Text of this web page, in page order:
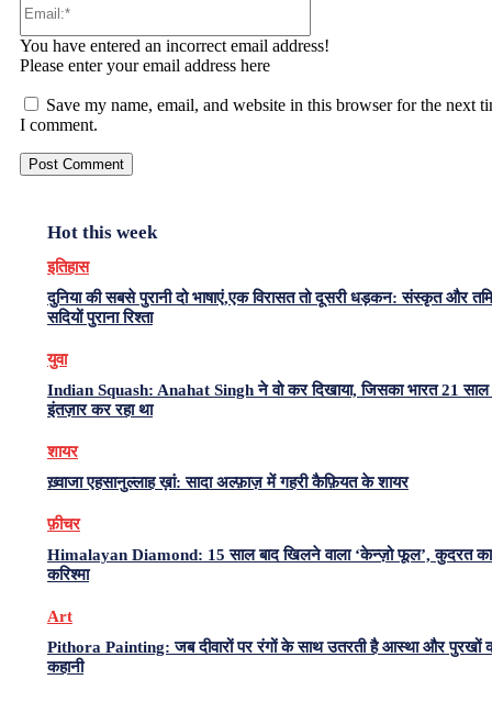
You have entered an incorrect email address!
Please enter your email address here
Save my name, email, and website in this browser for the next
I comment.
Hot this week
इतिहास
दुनिया की सबसे पुरानी दो भाषाएं,एक विरासत तो दूसरी धड़कन: संस्कृत और
सदियों पुराना रिश्ता
युवा
Indian Squash: Anahat Singh ने वो कर दिखाया, जिसका भारत 21
इंतज़ार कर रहा था
शायर
ख़्वाजा एहसानुल्लाह ख़ां: सादा अल्फ़ाज़ में गहरी कैफ़ियत के शायर
फ़ीचर
Himalayan Diamond: 15 साल बाद खिलने वाला ‘केन्ज़ो फूल’, कुदरत
करिश्मा
Art
Pithora Painting: जब दीवारों पर रंगों के साथ उतरती है आस्था और पुरखों
कहानी